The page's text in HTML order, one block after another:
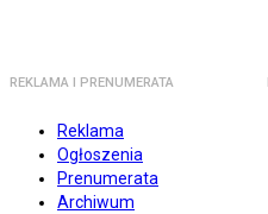
REKLAMA I PRENUMERATA
Reklama
Ogłoszenia
Prenumerata
Archiwum